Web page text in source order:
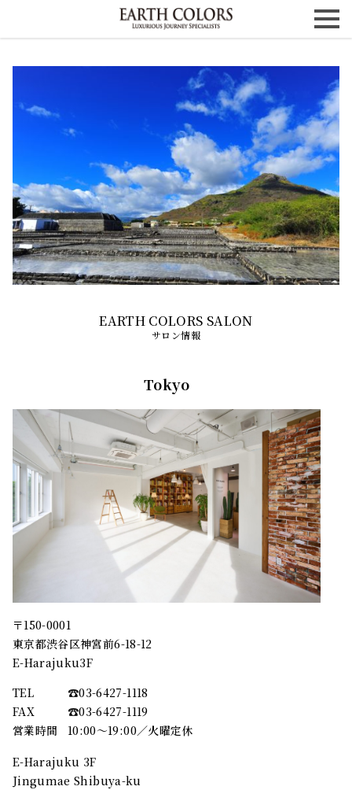
サロン情報
Tokyo
〒150-0001
東京都渋谷区神宮前6-18-12
E-Harajuku3F
TEL
☎︎03-6427-1118
FAX
☎︎03-6427-1119
営業時間
10:00～19:00／火曜定休
E-Harajuku 3F
Jingumae Shibuya-ku